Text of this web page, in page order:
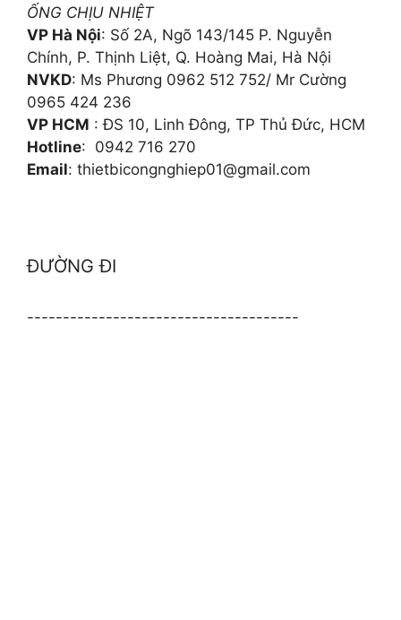
ỐNG CHỊU NHIỆT
VP Hà Nội: Số 2A, Ngõ 143/145 P. Nguyễn
Chính, P. Thịnh Liệt, Q. Hoàng Mai, Hà Nội
NVKD: Ms Phương 0962 512 752/ Mr Cường
0965 424 236
VP HCM : ĐS 10, Linh Đông, TP Thủ Đức, HCM
Hotline: 0942 716 270
Email: thietbicongnghiep01@gmail.com
ĐƯỜNG ĐI
--------------------------------------